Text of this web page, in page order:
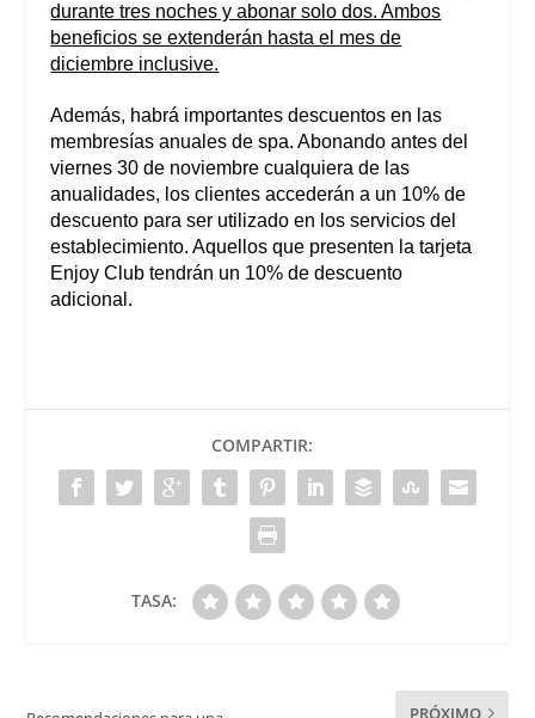
durante tres noches y abonar solo dos. Ambos
beneficios se extenderán hasta el mes de
diciembre inclusive.
Además, habrá importantes descuentos en las
membresías anuales de spa. Abonando antes del
viernes 30 de noviembre cualquiera de las
anualidades, los clientes accederán a un 10% de
descuento para ser utilizado en los servicios del
establecimiento. Aquellos que presenten la tarjeta
Enjoy Club tendrán un 10% de descuento
adicional.
COMPARTIR:
TASA:
PRÓXIMO